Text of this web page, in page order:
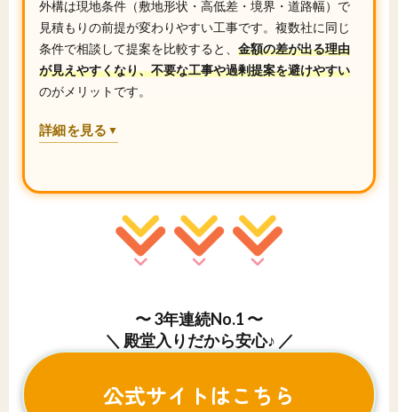
外構は現地条件（敷地形状・高低差・境界・道路幅）で
見積もりの前提が変わりやすい工事です。複数社に同じ
条件で相談して提案を比較すると、 金額の差が出る理由
が見えやすくなり、不要な工事や過剰提案を避けやすい
のがメリットです。
詳細を見る ▼
〜 3年連続No.1 〜
＼ 殿堂入りだから安心♪ ／
公式サイトはこちら